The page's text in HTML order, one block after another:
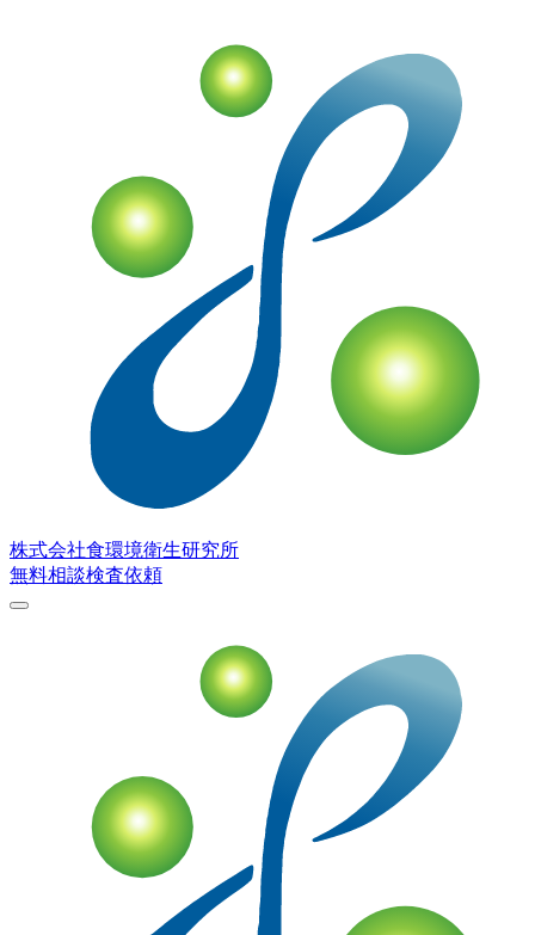
株式会社食環境衛生研究所
無料相談検査依頼